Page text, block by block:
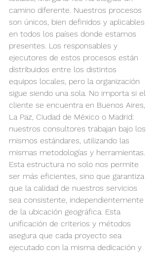
camino diferente. Nuestros procesos
son únicos, bien definidos y aplicables
en todos los países donde estamos
presentes. Los responsables y
ejecutores de estos procesos están
distribuidos entre los distintos
equipos locales, pero la organización
sigue siendo una sola. No importa si el
cliente se encuentra en Buenos Aires,
La Paz, Ciudad de México o Madrid:
nuestros consultores trabajan bajo los
mismos estándares, utilizando las
mismas metodologías y herramientas.
Esta estructura no solo nos permite
ser más eficientes, sino que garantiza
que la calidad de nuestros servicios
sea consistente, independientemente
de la ubicación geográfica. Esta
unificación de criterios y métodos
asegura que cada proyecto sea
ejecutado con la misma dedicación y